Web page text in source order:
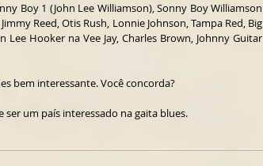
Boy 1 (John Lee Williamson), Sonny Boy Williamson
Reed, Otis Rush, Lonnie Johnson, Tampa Red, Big
Lee Hooker na Vee Jay, Charles Brown, Johnny Guitar
bem interessante. Você concorda?
ser um país interessado na gaita blues.